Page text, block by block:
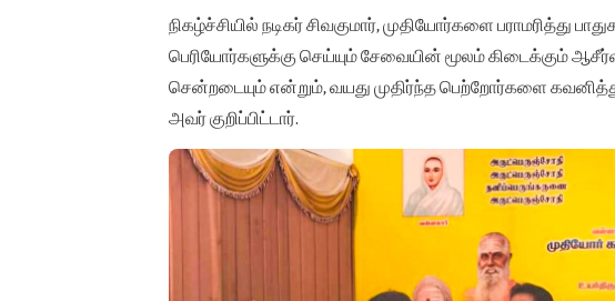
நிகழ்ச்சியில் நடிகர் சிவகுமார், முதியோர்களை பராமரித்து
பெரியோர்களுக்கு செய்யும் சேவையின் மூலம் கிடைக்கும்
சென்றடையும் என்றும், வயது முதிர்ந்த பெற்றோர்களை
அவர் குறிப்பிட்டார்.